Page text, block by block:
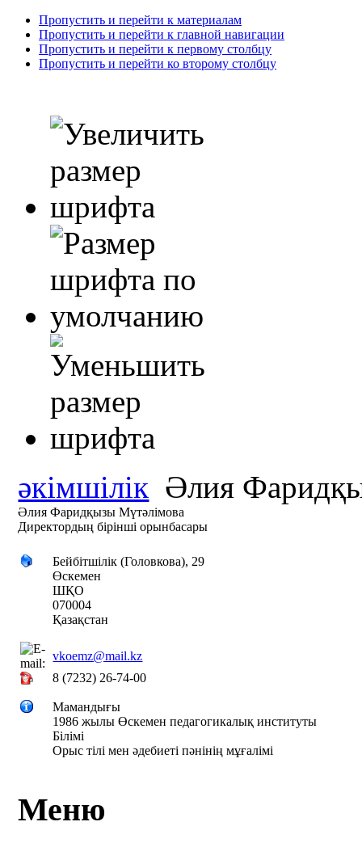
Пропустить и перейти к материалам
Пропустить и перейти к главной навигации
Пропустить и перейти к первому столбцу
Пропустить и перейти ко второму столбцу
әкімшілік Әлия
Әлия Фаридқызы Мүтәлімова
Директордың бірінші орынбасары
Бейбітшілік (Головкова), 29
Өскемен
ШҚО
070004
Қазақстан
vkoemz@mail.kz
8 (7232) 26-74-00
Мамандығы
1986 жылы Өскемен педагогикалық институты
Білімі
Орыс тілі мен әдебиеті пәнінің мұғалімі
Меню